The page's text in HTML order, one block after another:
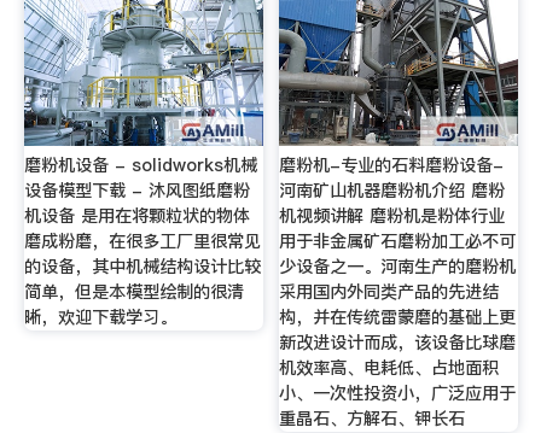
磨粉机设备 - solidworks机械
设备模型下载 - 沐风图纸磨粉
机设备 是用在将颗粒状的物体
磨成粉磨，在很多工厂里很常见
的设备，其中机械结构设计比较
简单，但是本模型绘制的很清
晰，欢迎下载学习。
磨粉机-专业的石料磨粉设备-
河南矿山机器磨粉机介绍 磨粉
机视频讲解 磨粉机是粉体行业
用于非金属矿石磨粉加工必不可
少设备之一。河南生产的磨粉机
采用国内外同类产品的先进结
构，并在传统雷蒙磨的基础上更
新改进设计而成，该设备比球磨
机效率高、电耗低、占地面积
小、一次性投资小，广泛应用于
重晶石、方解石、钾长石